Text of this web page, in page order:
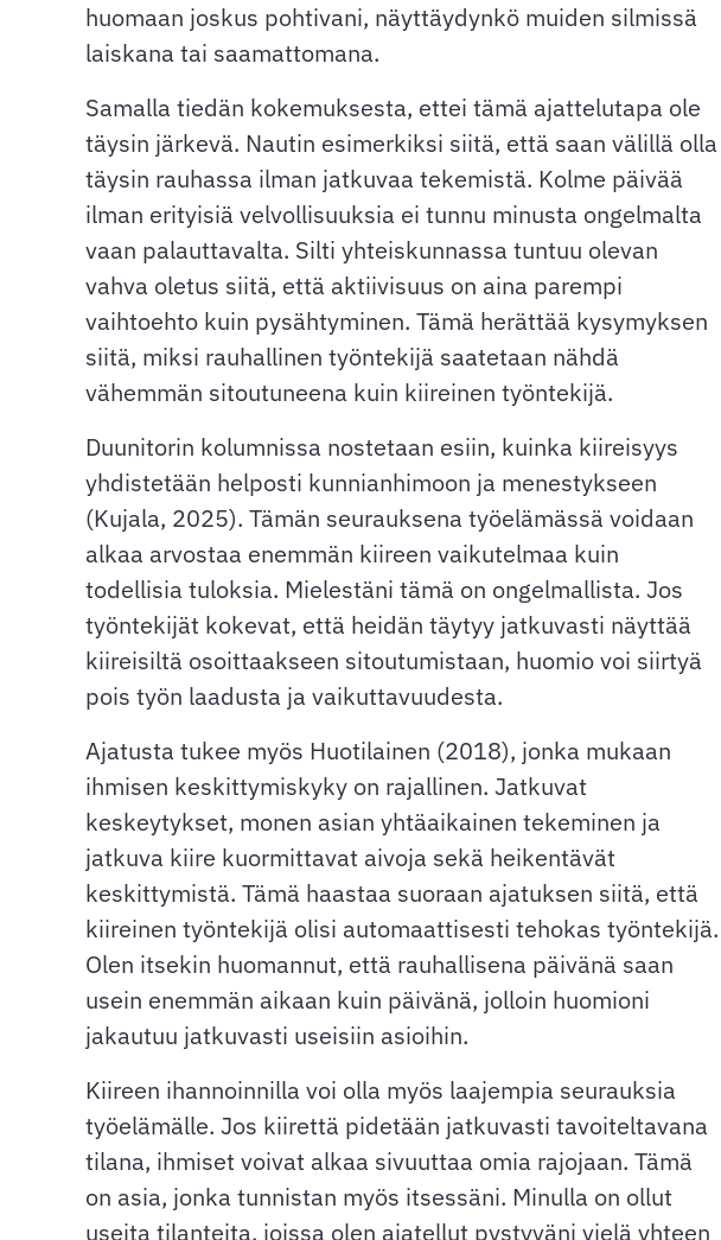
huomaan joskus pohtivani, näyttäydynkö muiden silmissä
laiskana tai saamattomana.
Samalla tiedän kokemuksesta, ettei tämä ajattelutapa ole
täysin järkevä. Nautin esimerkiksi siitä, että saan välillä olla
täysin rauhassa ilman jatkuvaa tekemistä. Kolme päivää
ilman erityisiä velvollisuuksia ei tunnu minusta ongelmalta
vaan palauttavalta. Silti yhteiskunnassa tuntuu olevan
vahva oletus siitä, että aktiivisuus on aina parempi
vaihtoehto kuin pysähtyminen. Tämä herättää kysymyksen
siitä, miksi rauhallinen työntekijä saatetaan nähdä
vähemmän sitoutuneena kuin kiireinen työntekijä.
Duunitorin kolumnissa nostetaan esiin, kuinka kiireisyys
yhdistetään helposti kunnianhimoon ja menestykseen
(Kujala, 2025). Tämän seurauksena työelämässä voidaan
alkaa arvostaa enemmän kiireen vaikutelmaa kuin
todellisia tuloksia. Mielestäni tämä on ongelmallista. Jos
työntekijät kokevat, että heidän täytyy jatkuvasti näyttää
kiireisiltä osoittaakseen sitoutumistaan, huomio voi siirtyä
pois työn laadusta ja vaikuttavuudesta.
Ajatusta tukee myös Huotilainen (2018), jonka mukaan
ihmisen keskittymiskyky on rajallinen. Jatkuvat
keskeytykset, monen asian yhtäaikainen tekeminen ja
jatkuva kiire kuormittavat aivoja sekä heikentävät
keskittymistä. Tämä haastaa suoraan ajatuksen siitä, että
kiireinen työntekijä olisi automaattisesti tehokas työntekijä.
Olen itsekin huomannut, että rauhallisena päivänä saan
usein enemmän aikaan kuin päivänä, jolloin huomioni
jakautuu jatkuvasti useisiin asioihin.
Kiireen ihannoinnilla voi olla myös laajempia seurauksia
työelämälle. Jos kiirettä pidetään jatkuvasti tavoiteltavana
tilana, ihmiset voivat alkaa sivuuttaa omia rajojaan. Tämä
on asia, jonka tunnistan myös itsessäni. Minulla on ollut
useita tilanteita, joissa olen ajatellut pystyväni vielä yhteen